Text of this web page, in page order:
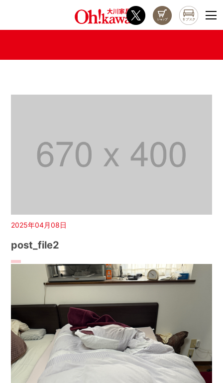
2025年04月08日
post_file2